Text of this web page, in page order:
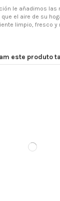
le añadimos las
que el aire de su
limpio, fresco y
este produto